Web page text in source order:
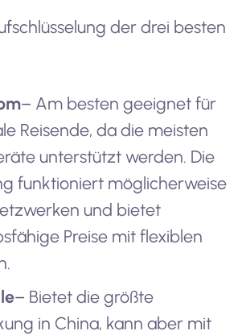
der drei besten
– Am besten geeignet für
Reisende, da die meisten
unterstützt werden. Die
funktioniert möglicherweise
und bietet
Preise mit flexiblen
– Bietet die größte
in China, kann aber mit